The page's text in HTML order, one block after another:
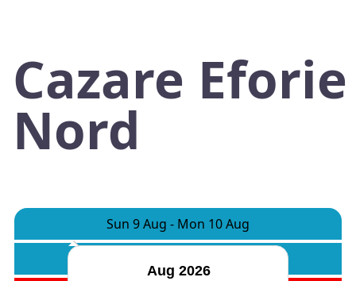
Cazare Eforie
Nord
Sun 9 Aug - Mon 10 Aug
Aug 2026